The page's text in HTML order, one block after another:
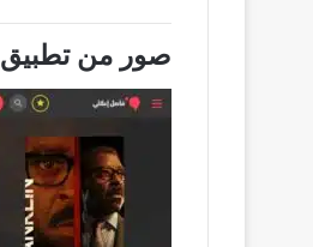
صور من تطبيق Arablionz APK 2024